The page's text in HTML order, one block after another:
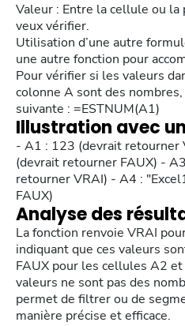
Valeur : Entre la cellule ou
veux vérifier.
Utilisation d’une autre
une autre fonction pour
Pour vérifier si les valeurs
colonne A sont des
suivante : =ESTNUM(A1)
Illustration avec
- A1 : 123 (devrait retourner
(devrait retourner FAUX) -
retourner VRAI) - A4 :
FAUX)
Analyse des
La fonction renvoie VRAI
indiquant que ces valeurs
FAUX pour les cellules A2
valeurs ne sont pas des
permet de filtrer ou de
manière précise et efficace.